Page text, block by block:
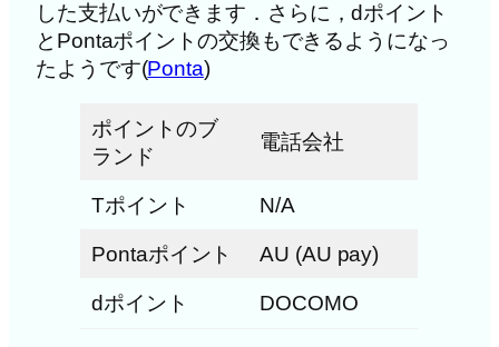
した支払いができます．さらに，dポイント
とPontaポイントの交換もできるようになっ
たようです(Ponta)
ポイントのブ
ランド
電話会社
Tポイント N/A
Pontaポイント AU (AU pay)
dポイント DOCOMO